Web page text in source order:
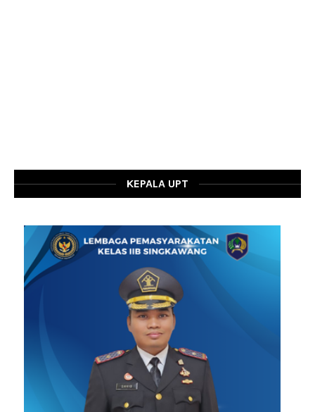
KEPALA UPT